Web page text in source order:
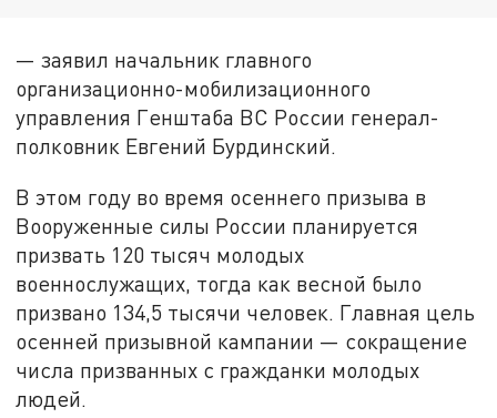
— заявил начальник главного
организационно-мобилизационного
управления Генштаба ВС России генерал-
полковник Евгений Бурдинский.
В этом году во время осеннего призыва в
Вооруженные силы России планируется
призвать 120 тысяч молодых
военнослужащих, тогда как весной было
призвано 134,5 тысячи человек. Главная цель
осенней призывной кампании — сокращение
числа призванных с гражданки молодых
людей.